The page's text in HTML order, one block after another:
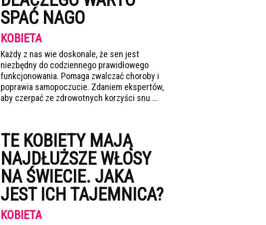
SPAĆ NAGO
KOBIETA
Każdy z nas wie doskonale, że sen jest
niezbędny do codziennego prawidłowego
funkcjonowania. Pomaga zwalczać choroby i
poprawia samopoczucie. Zdaniem ekspertów,
aby czerpać ze zdrowotnych korzyści snu ...
TE KOBIETY MAJĄ
NAJDŁUŻSZE WŁOSY
NA ŚWIECIE. JAKA
JEST ICH TAJEMNICA?
KOBIETA